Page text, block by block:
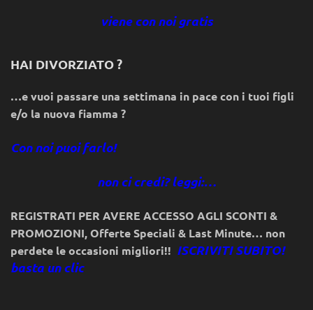
viene con noi gratis
HAI DIVORZIATO ?
…e vuoi passare una settimana in pace con i tuoi figli
e/o la nuova fiamma ?
Con noi puoi farlo!
non ci credi? leggi:…
REGISTRATI PER AVERE ACCESSO AGLI SCONTI &
PROMOZIONI,Offerte Speciali & Last Minute… non
perdete le occasioni migliori!! ISCRIVITI SUBITO!
basta un clic